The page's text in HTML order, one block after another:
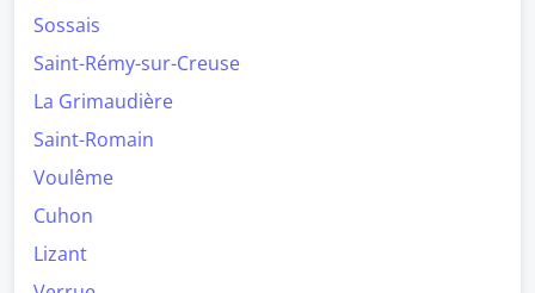
Sossais
Saint-Rémy-sur-Creuse
La Grimaudière
Saint-Romain
Voulême
Cuhon
Lizant